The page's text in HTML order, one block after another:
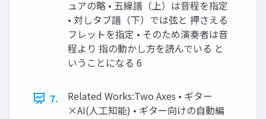
ュアの略 • 五線譜（上）は音程を指定
• 対しタブ譜（下）では弦と 押さえる
フレットを指定 • そのため演奏者は音
程より 指の動かし方を読んでいる と
いうことになる 6
7.
Related Works:Two Axes • ギター
×AI(人工知能) • ギター向けの自動編